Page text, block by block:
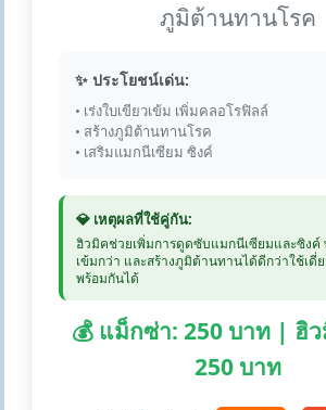
ภูมิต้านทานโรค
✨ ประโยชน์เด่น:
• เร่งใบเขียวเข้ม เพิ่มคลอโรฟิลล์
• สร้างภูมิต้านทานโรค
• เสริมแมกนีเซียม ซิงค์
💎 เหตุผลที่ใช้คู่กัน:
ฮิวมิคช่วยเพิ่มการดูดซับแมกนีเซียมและซิงค์
เข้มกว่า และสร้างภูมิต้านทานได้ดีกว่าใช้เดี่
พร้อมกันได้
💰 แม็กซ่า: 250 บาท | ฮิ
250 บาท